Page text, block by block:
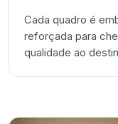
Cada quadro é
reforçada para
qualidade ao